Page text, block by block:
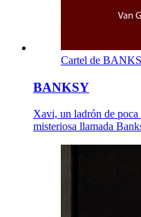
Cartel de
BANKSY
Xavi, un ladrón de poca
misteriosa llamada